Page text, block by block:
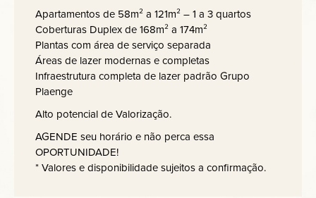
Apartamentos de 58m² a 121m² – 1 a 3 quartos
Coberturas Duplex de 168m² a 174m²
Plantas com área de serviço separada
Áreas de lazer modernas e completas
Infraestrutura completa de lazer padrão Grupo
Plaenge
Alto potencial de Valorização.
AGENDE seu horário e não perca essa
OPORTUNIDADE!
* Valores e disponibilidade sujeitos a confirmação.